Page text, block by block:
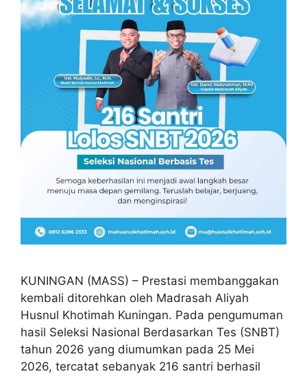
KUNINGAN (MASS) – Prestasi membanggakan
kembali ditorehkan oleh Madrasah Aliyah
Husnul Khotimah Kuningan. Pada pengumuman
hasil Seleksi Nasional Berdasarkan Tes (SNBT)
tahun 2026 yang diumumkan pada 25 Mei
2026, tercatat sebanyak 216 santri berhasil